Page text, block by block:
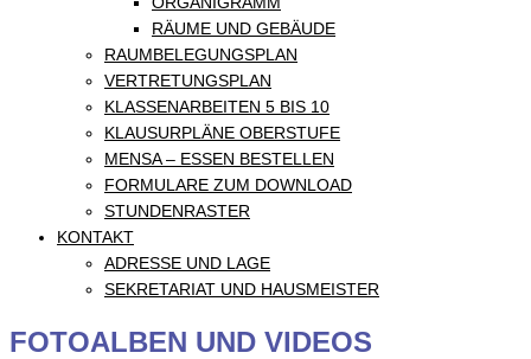
RÄUME UND GEBÄUDE
RAUMBELEGUNGSPLAN
VERTRETUNGSPLAN
KLASSENARBEITEN 5 BIS 10
KLAUSURPLÄNE OBERSTUFE
MENSA – ESSEN BESTELLEN
FORMULARE ZUM DOWNLOAD
STUNDENRASTER
KONTAKT
ADRESSE UND LAGE
SEKRETARIAT UND HAUSMEISTER
FOTOALBEN UND VIDEOS